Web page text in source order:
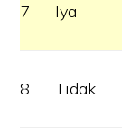
7 Iya
8 Tidak